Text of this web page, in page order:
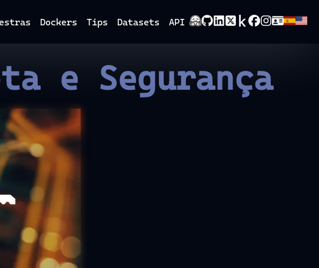
Dockers Tips Datasets API
e Segurança